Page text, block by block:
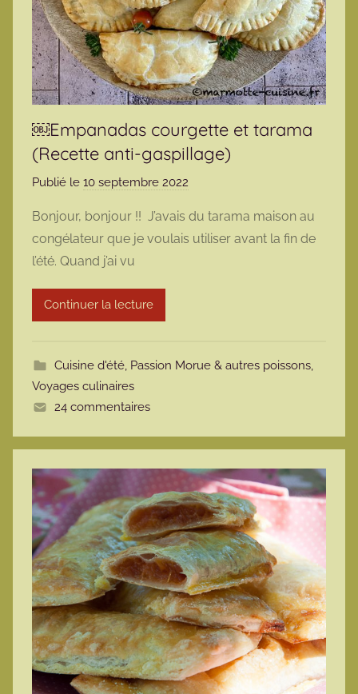
￼Empanadas courgette et tarama
(Recette anti-gaspillage)
Publié le 10 septembre 2022
r
m
t
Bonjour, bonjour !! J’avais du tarama maison au
congélateur que je voulais utiliser avant la fin de
l’été. Quand j’ai vu
Continuer la lecture
Cuisine d'été, Passion Morue & autres poissons,
Voyages culinaires
24 commentaires